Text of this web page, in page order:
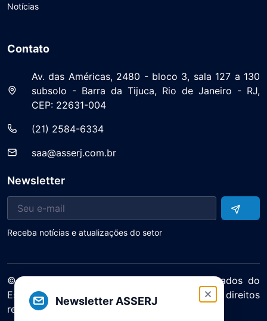
Newsletter ASSERJ
Notícias
Contato
Av. das Américas, 2480 - bloco 3, sala 127 a 130
subsolo - Barra da Tijuca, Rio de Janeiro - RJ,
CEP: 22631-004
(21) 2584-6334
saa@asserj.com.br
Newsletter
Receba notícias e atualizações do setor
© 2025 ASERJ – Associação de Supermercados do
Estado do Rio de Janeiro. Todos os direitos
reservados.